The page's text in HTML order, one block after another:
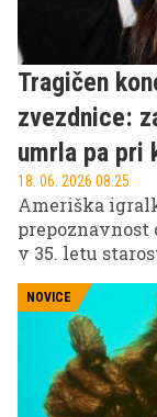
Tragičen
zvezdnice:
umrla pa pri
18. 06. 2026 08.25
Ameriška
prepoznavnost
v 35. letu
tega tisočletja.
NOVICE